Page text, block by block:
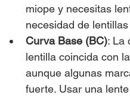
miope y necesitas
necesidad de
Curva Base (BC): La
lentilla coincida con
aunque algunas
fuerte. Usar una